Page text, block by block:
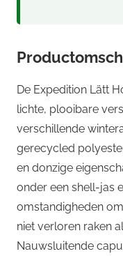
De Expedition Lätt
lichte, plooibare
verschillende
gerecycled
en donzige
onder een shell-jas
omstandigheden
niet verloren raken
Nauwsluitende